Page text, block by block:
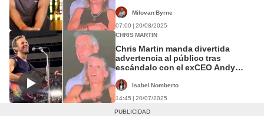
Milovan Byrne
07:00 | 20/08/2025
CHRIS MARTIN
Chris Martin manda divertida
advertencia al público tras
escándalo con el exCEO Andy
cámaras, maquíllense"
Isabel Nomberto
14:45 | 20/07/2025